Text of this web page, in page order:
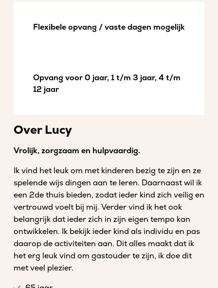
Flexibele opvang / vaste dagen mogelijk
Opvang voor 0 jaar, 1 t/m 3 jaar, 4 t/m
12 jaar
Over Lucy
Vrolijk, zorgzaam en hulpvaardig.
Ik vind het leuk om met kinderen bezig te zijn en ze
spelende wijs dingen aan te leren. Daarnaast wil ik
een 2de thuis bieden, zodat ieder kind zich veilig en
vertrouwd voelt bij mij. Verder vind ik het ook
belangrijk dat ieder zich in zijn eigen tempo kan
ontwikkelen. Ik bekijk ieder kind als individu en pas
daarop de activiteiten aan. Dit alles maakt dat ik
het erg leuk vind om gastouder te zijn, ik doe dit
met veel plezier.